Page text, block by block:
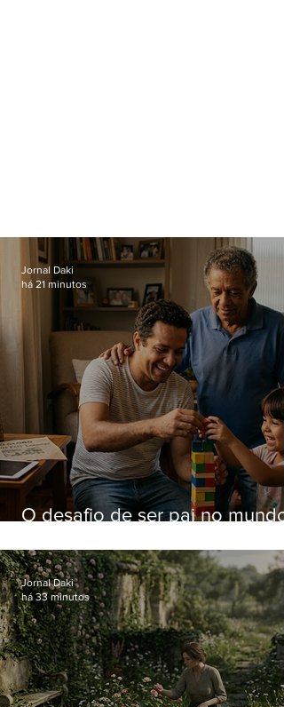
O desafio de ser pai no mundo
Jornal Daki
há 21 minutos
Jornal Daki
há 33 minutos